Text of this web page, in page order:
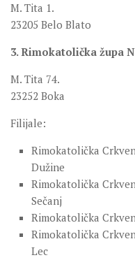
M. Tita 1.
23205 Belo Blato
3. Rimokatolička župa
M. Tita 74.
23252 Boka
Filijale:
Rimokatolička
Dužine
Rimokatolička
Sečanj
Rimokatolička
Rimokatolička
Lec